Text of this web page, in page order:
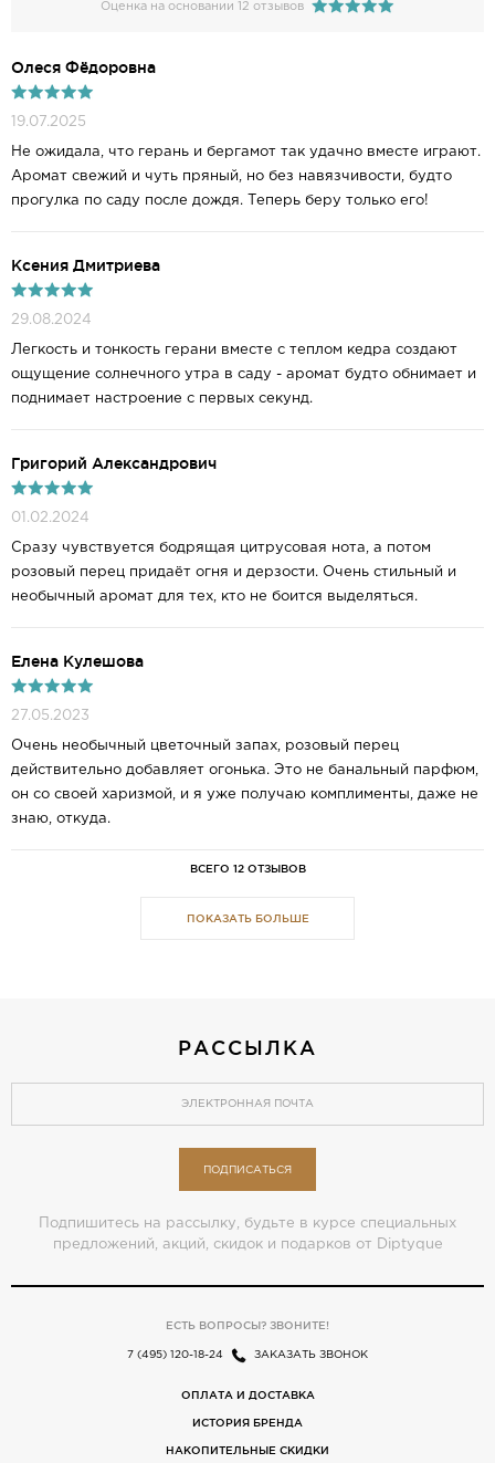
Оценка на основании 12 отзывов
Олеся Фёдоровна
19.07.2025
Не ожидала, что герань и бергамот так удачно вместе играют.
Аромат свежий и чуть пряный, но без навязчивости, будто
прогулка по саду после дождя. Теперь беру только его!
Ксения Дмитриева
29.08.2024
Легкость и тонкость герани вместе с теплом кедра создают
ощущение солнечного утра в саду - аромат будто обнимает и
поднимает настроение с первых секунд.
Григорий Александрович
01.02.2024
Сразу чувствуется бодрящая цитрусовая нота, а потом
розовый перец придаёт огня и дерзости. Очень стильный и
необычный аромат для тех, кто не боится выделяться.
Елена Кулешова
27.05.2023
Очень необычный цветочный запах, розовый перец
действительно добавляет огонька. Это не банальный парфюм,
он со своей харизмой, и я уже получаю комплименты, даже не
знаю, откуда.
ВСЕГО 12 ОТЗЫВОВ
ПОКАЗАТЬ БОЛЬШЕ
РАССЫЛКА
ПОДПИСАТЬСЯ
Подпишитесь на рассылку, будьте в курсе специальных
предложений, акций, скидок и подарков от Diptyque
ЕСТЬ ВОПРОСЫ? ЗВОНИТЕ!
7 (495) 120-18-24 ЗАКАЗАТЬ ЗВОНОК
ОПЛАТА И ДОСТАВКА
ИСТОРИЯ БРЕНДА
НАКОПИТЕЛЬНЫЕ СКИДКИ